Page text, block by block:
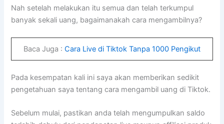
Nah setelah melakukan itu semua dan telah terkumpul
banyak sekali uang, bagaimanakah cara mengambilnya?
Baca Juga : Cara Live di Tiktok Tanpa 1000 Pengikut
Pada kesempatan kali ini saya akan memberikan sedikit
pengetahuan saya tentang cara mengambil uang di Tiktok.
Sebelum mulai, pastikan anda telah mengumpulkan saldo